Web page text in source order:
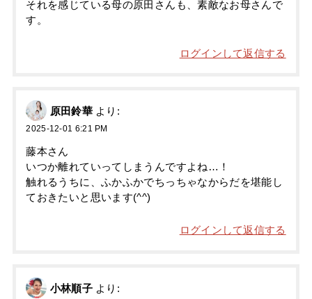
それを感じている母の原田さんも、素敵なお母さんで
す。
ログインして返信する
原田鈴華 より:
2025-12-01 6:21 PM
藤本さん
いつか離れていってしまうんですよね…！
触れるうちに、ふかふかでちっちゃなからだを堪能し
ておきたいと思います(^^)
ログインして返信する
小林順子 より: